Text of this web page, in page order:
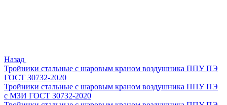
Назад
Тройники стальные с шаровым краном воздушника ППУ ПЭ
ГОСТ 30732-2020
Тройники стальные с шаровым краном воздушника ППУ ПЭ
с МЗИ ГОСТ 30732-2020